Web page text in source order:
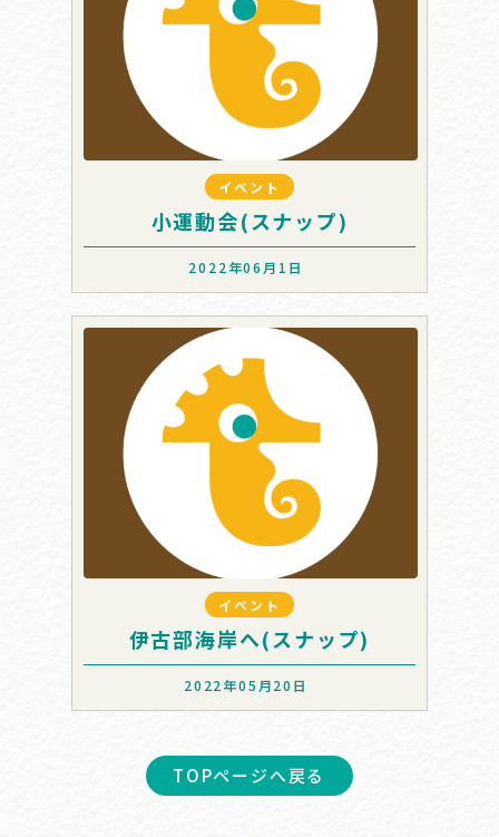
イベント
小運動会(スナップ)
2022年06月1日
イベント
伊古部海岸へ(スナップ)
2022年05月20日
TOPページへ戻る